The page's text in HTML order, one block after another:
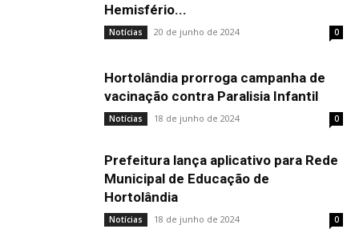
Hemisfério...
Notícias 20 de junho de 2024 0
Hortolândia prorroga campanha de
vacinação contra Paralisia Infantil
Notícias 18 de junho de 2024 0
Prefeitura lança aplicativo para Rede
Municipal de Educação de
Hortolândia
Notícias 18 de junho de 2024 0